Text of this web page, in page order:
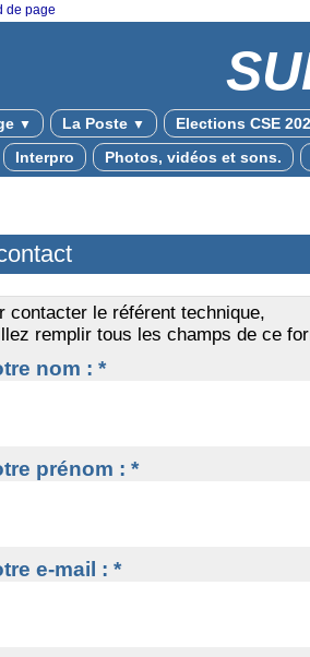
de page
▼ La Poste ▼ Elections CSE
Interpro Photos, vidéos et sons.
contacter le référent technique,
remplir tous les champs de ce
nom : *
prénom : *
e-mail : *